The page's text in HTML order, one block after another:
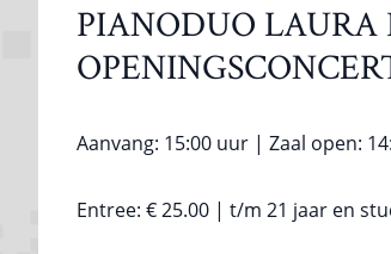
PIANODUO LAURA
Aanvang: 15:00 uur | Zaal open:
Entree: € 25.00 | t/m 21 jaar en